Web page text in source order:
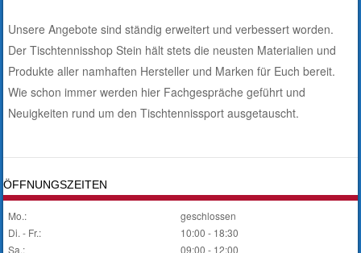
Unsere Angebote sind ständig erweitert und verbessert worden.
Der Tischtennisshop Stein hält stets die neusten Materialien und
Produkte aller namhaften Hersteller und Marken für Euch bereit.
Wie schon immer werden hier Fachgespräche geführt und
Neuigkeiten rund um den Tischtennissport ausgetauscht.
ÖFFNUNGSZEITEN
Mo.:
geschlossen
Di. - Fr.:
10:00 - 18:30
Sa.:
09:00 - 12:00